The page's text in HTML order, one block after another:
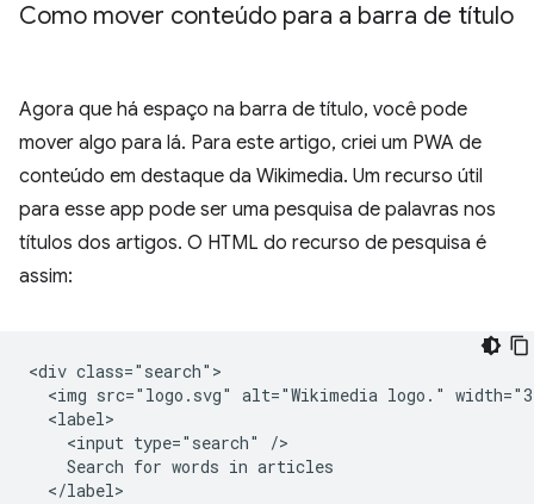
Como mover conteúdo para a barra de título
Agora que há espaço na barra de título, você pode
mover algo para lá. Para este artigo, criei um PWA de
conteúdo em destaque da Wikimedia. Um recurso útil
para esse app pode ser uma pesquisa de palavras nos
títulos dos artigos. O HTML do recurso de pesquisa é
assim:
<div class="search">
<img src="logo.svg" alt="Wikimedia logo."
  <label>
    <input type="search" />
    Search for words in articles
  </label>